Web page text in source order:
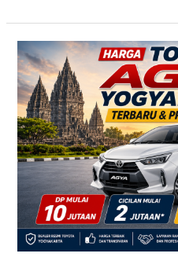
TERBARU!
Harga
Agya
Yogyakarta
–
Promo
DP
Ringan
Cicilan